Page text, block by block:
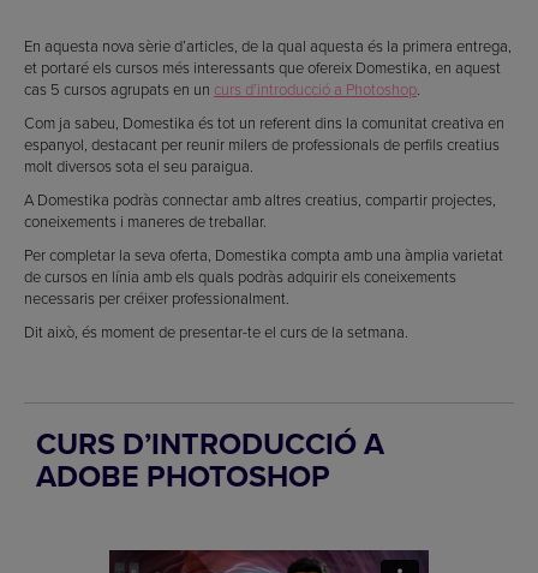
En aquesta nova sèrie d’articles, de la qual aquesta és la primera entrega,
et portaré els cursos més interessants que ofereix Domestika, en aquest
cas 5 cursos agrupats en un curs d’introducció a Photoshop.
Com ja sabeu, Domestika és tot un referent dins la comunitat creativa en
espanyol, destacant per reunir milers de professionals de perfils creatius
molt diversos sota el seu paraigua.
A Domestika podràs connectar amb altres creatius, compartir projectes,
coneixements i maneres de treballar.
Per completar la seva oferta, Domestika compta amb una àmplia varietat
de cursos en línia amb els quals podràs adquirir els coneixements
necessaris per créixer professionalment.
Dit això, és moment de presentar-te el curs de la setmana.
CURS D’INTRODUCCIÓ A
ADOBE PHOTOSHOP